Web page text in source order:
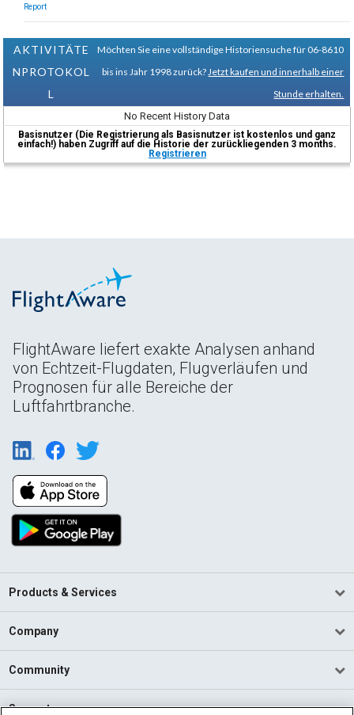
Report
AKTIVITÄTE
NPROTOKOL
L
Möchten Sie eine vollständige Historiensuche für 06-8610
bis ins Jahr 1998 zurück? Jetzt kaufen und innerhalb einer
Stunde erhalten.
No Recent History Data
Basisnutzer (Die Registrierung als Basisnutzer ist kostenlos und ganz
einfach!) haben Zugriff auf die Historie der zurückliegenden 3 months.
Registrieren
FlightAware liefert exakte Analysen anhand
von Echtzeit-Flugdaten, Flugverläufen und
Prognosen für alle Bereiche der
Luftfahrtbranche.
Products & Services
Company
Community
Support